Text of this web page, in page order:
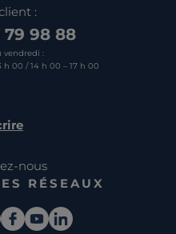
:
79 98 88
vendredi :
h 00 / 14 h 00 – 17 h 00
nous
RÉSEAUX